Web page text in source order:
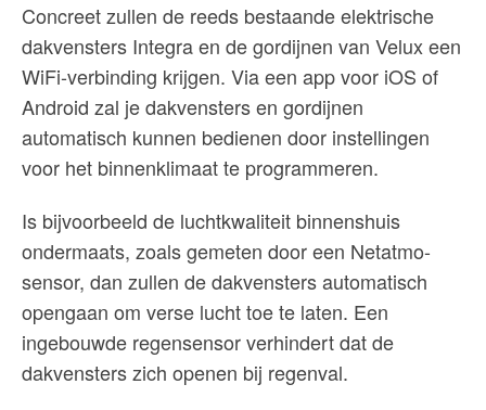
Concreet zullen de reeds bestaande elektrische
dakvensters Integra en de gordijnen van Velux een
WiFi-verbinding krijgen. Via een app voor iOS of
Android zal je dakvensters en gordijnen
automatisch kunnen bedienen door instellingen
voor het binnenklimaat te programmeren.
Is bijvoorbeeld de luchtkwaliteit binnenshuis
ondermaats, zoals gemeten door een Netatmo-
sensor, dan zullen de dakvensters automatisch
opengaan om verse lucht toe te laten. Een
ingebouwde regensensor verhindert dat de
dakvensters zich openen bij regenval.